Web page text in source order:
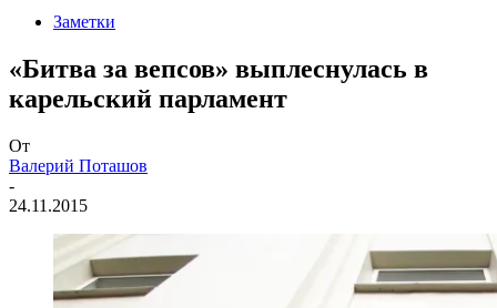
Заметки
«Битва за вепсов» выплеснулась в
карельский парламент
От
Валерий Поташов
-
24.11.2015